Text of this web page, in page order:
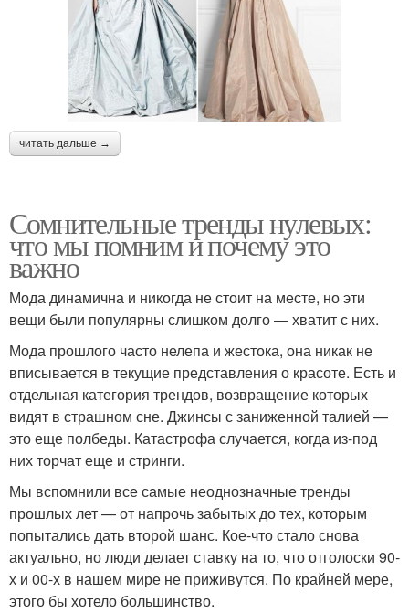
читать дальше →
Сомнительные тренды нулевых:
что мы помним и почему это
важно
Мода динамична и никогда не стоит на месте, но эти
вещи были популярны слишком долго — хватит с них.
Мода прошлого часто нелепа и жестока, она никак не
вписывается в текущие представления о красоте. Есть и
отдельная категория трендов, возвращение которых
видят в страшном сне. Джинсы с заниженной талией —
это еще полбеды. Катастрофа случается, когда из-под
них торчат еще и стринги.
Мы вспомнили все самые неоднозначные тренды
прошлых лет — от напрочь забытых до тех, которым
попытались дать второй шанс. Кое-что стало снова
актуально, но люди делает ставку на то, что отголоски 90-
х и 00-х в нашем мире не приживутся. По крайней мере,
этого бы хотело большинство.